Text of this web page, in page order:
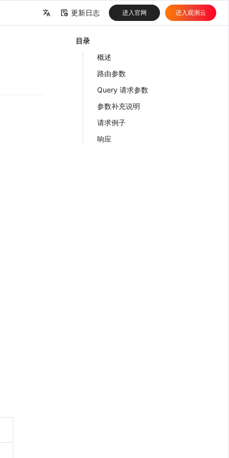
更新日志 进入官网 进入观测云
目录
概述
路由参数
Query 请求参数
参数补充说明
请求例子
响应